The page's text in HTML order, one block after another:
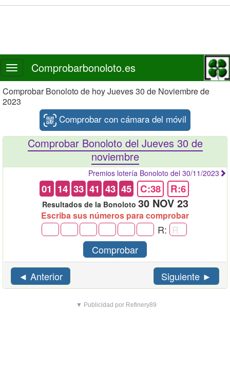
Toggle
navigation
Comprobarbonoloto.es
Comprobar Bonoloto de hoy Jueves 30 de Noviembre de
2023
Comprobar con cámara del móvil
Comprobar Bonoloto del Jueves 30 de
noviembre
Premios lotería Bonoloto del 30/11/2023
01 14 33 41 43 45 C:38 R:6
Resultados de la Bonoloto 30 NOV 23
Escriba sus números para comprobar
R:
Comprobar
◄ Anterior
Siguiente ►
▼ Publicidad por Refinery89